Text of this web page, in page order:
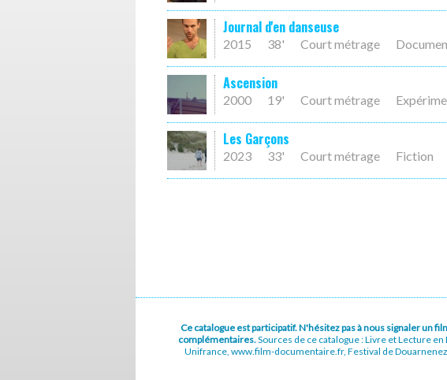
Journal d'en danseuse
2015 38' Court métrage
Ascension
2000 19' Court métrage
Les Garçons
2023 33' Court métrage Fiction
Ce catalogue est participatif. N'hésitez pas à nous signaler un
complémentaires.Sources de ce catalogue : Livre et Lecture
Unifrance, www.film-documentaire.fr, Festival de